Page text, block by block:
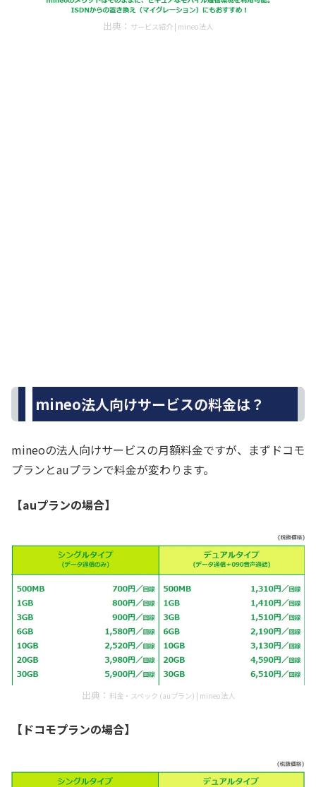
出典： サービス紹介 | mineo法人
mineo法人向けサービスの料金は？
mineoの法人向けサービスの月額料金ですが、まずドコモ
プランとauプランで料金が変わります。
【auプランの場合】
出典： 料金・スペック (auプラン) | mineo法人
【ドコモプランの場合】